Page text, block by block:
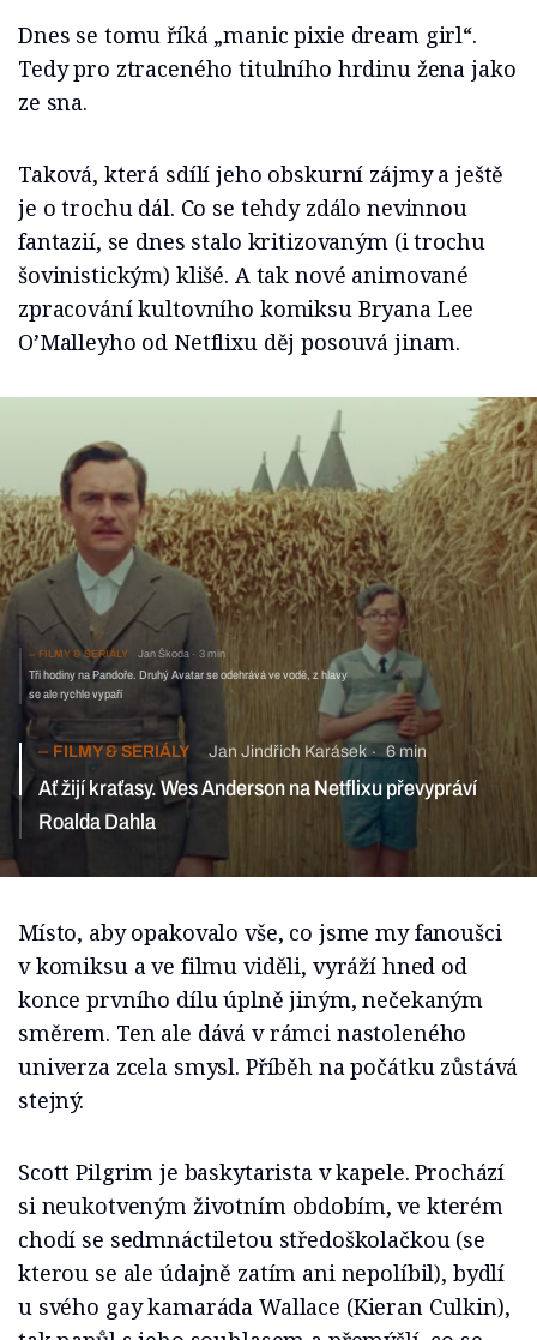
Dnes se tomu říká „manic pixie dream girl“.
Tedy pro ztraceného titulního hrdinu žena jako
ze sna.
Taková, která sdílí jeho obskurní zájmy a ještě
je o trochu dál. Co se tehdy zdálo nevinnou
fantazií, se dnes stalo kritizovaným (i trochu
šovinistickým) klišé. A tak nové animované
zpracování kultovního komiksu Bryana Lee
O’Malleyho od Netflixu děj posouvá jinam.
FILMY & SERIÁLY Jan Škoda 3 min
Tři hodiny na Pandoře. Druhý Avatar se odehrává ve vodě, z hlavy
se ale rychle vypaří
FILMY & SERIÁLY Jan Jindřich Karásek 6 min
Ať žijí kraťasy. Wes Anderson na Netflixu převypráví
Roalda Dahla
Místo, aby opakovalo vše, co jsme my fanoušci
v komiksu a ve filmu viděli, vyráží hned od
konce prvního dílu úplně jiným, nečekaným
směrem. Ten ale dává v rámci nastoleného
univerza zcela smysl. Příběh na počátku zůstává
stejný.
Scott Pilgrim je baskytarista v kapele. Prochází
si neukotveným životním obdobím, ve kterém
chodí se sedmnáctiletou středoškolačkou (se
kterou se ale údajně zatím ani nepolíbil), bydlí
u svého gay kamaráda Wallace (Kieran Culkin),